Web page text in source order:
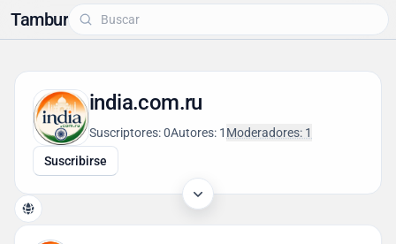
Tambur
india.com.ru
Suscriptores: 0Autores: 1 Moderadores: 1
Suscribirse